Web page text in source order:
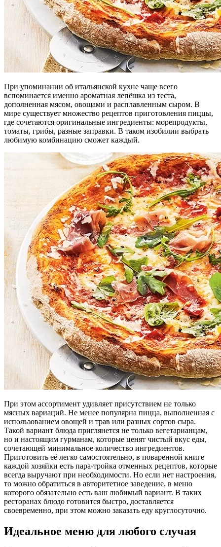
При упоминании об итальянской кухне чаще всего
вспоминается именно ароматная лепёшка из теста,
дополненная мясом, овощами и расплавленным сыром. В
мире существует множество рецептов приготовления пиццы,
где сочетаются оригинальные ингредиенты: морепродукты,
томаты, грибы, разные заправки. В таком изобилии выбрать
любимую комбинацию сможет каждый.
При этом ассортимент удивляет присутствием не только
мясных вариаций. Не менее популярна пицца, выполненная с
использованием овощей и трав или разных сортов сыра.
Такой вариант блюда приглянется не только вегетарианцам,
но и настоящим гурманам, которые ценят чистый вкус еды,
сочетающей минимальное количество ингредиентов.
Приготовить её легко самостоятельно, в поваренной книге
каждой хозяйки есть пара-тройка отменных рецептов, которые
всегда выручают при необходимости. Но если нет настроения,
то можно обратиться в авторитетное заведение, в меню
которого обязательно есть ваш любимый вариант. В таких
ресторанах блюдо готовится быстро, доставляется
своевременно, при этом можно заказать еду круглосуточно.
Идеальное меню для любого случая